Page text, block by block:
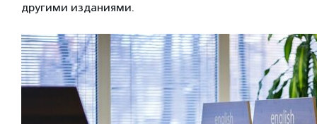
другими изданиями.